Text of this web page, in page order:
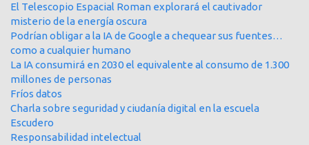
El Telescopio Espacial Roman explorará el cautivador
misterio de la energía oscura
Podrían obligar a la IA de Google a chequear sus fuentes…
como a cualquier humano
La IA consumirá en 2030 el equivalente al consumo de 1.300
millones de personas
Fríos datos
Charla sobre seguridad y ciudanía digital en la escuela
Escudero
Responsabilidad intelectual